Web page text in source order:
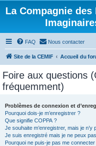
La Compagnie
FAQ Nous contacter
Site de la CEMIF Accueil du
Foire aux questions
fréquemment)
Problèmes de connexion et
Pourquoi dois-je m’enregistrer ?
Que signifie COPPA ?
Je souhaite m’enregistrer, mais je n’y
Je suis enregistré mais je ne peux
Pourquoi ne puis-je pas me connecter